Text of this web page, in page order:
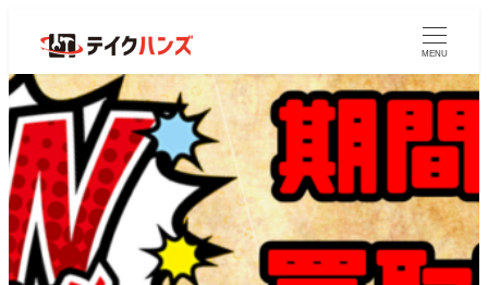
MENU